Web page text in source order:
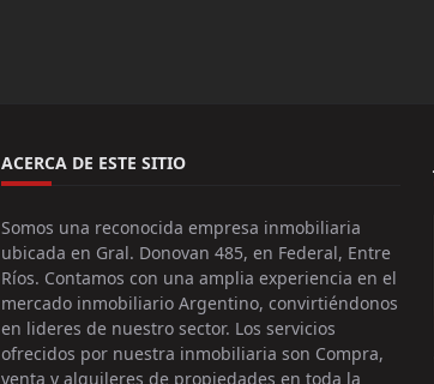
ACERCA DE ESTE SITIO
Somos una reconocida empresa inmobiliaria
ubicada en Gral. Donovan 485, en Federal, Entre
Ríos. Contamos con una amplia experiencia en el
mercado inmobiliario Argentino, convirtiéndonos
en lideres de nuestro sector. Los servicios
ofrecidos por nuestra inmobiliaria son Compra,
venta y alquileres de propiedades en toda la